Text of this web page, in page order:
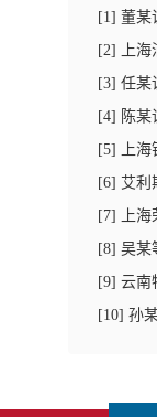
[1] 董某
[2]
上
[3] 任某
[4] 陈某
[5]
上
[6] 艾利
[7]
上
[8] 吴某
[9] 云南
[10] 孙